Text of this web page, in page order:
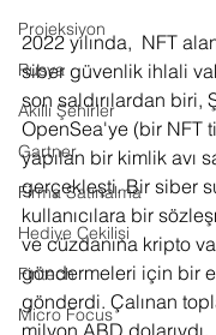
Projeksiyon
Rusya
Akıllı Şehirler
Gartner
Firma Satınalma
Hediye Çekilişi
Fintech
Micro Focus
2022 yılında,  NFT
siber güvenlik ihlali
son saldırılardan biri,
OpenSea'ye (bir NFT
yapılan bir kimlik avı
gerçekleşti. Bir siber
kullanıcılara bir
ve cüzdanına kripto
göndermeleri için bir
gönderdi. Çalınan